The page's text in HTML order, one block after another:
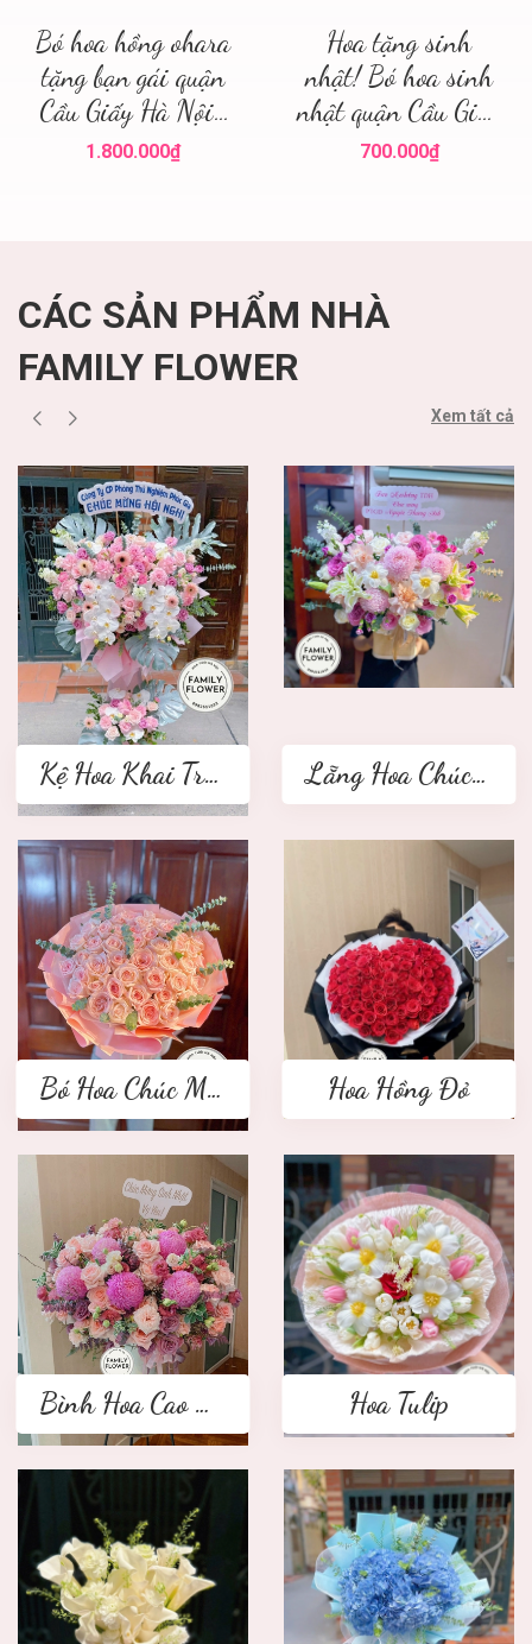
Bó hoa hồng ohara
tặng bạn gái quận
Cầu Giấy Hà Nội ,
điện hoa hà nội
1.800.000₫
Hoa tặng sinh
nhật! Bó hoa sinh
nhật quận Cầu Giấy
! Family flower hoa
700.000₫
CÁC SẢN PHẨM NHÀ
FAMILY FLOWER
Xem tất cả
Kệ Hoa Khai Trương 2 tầng Lẵng Hoa Chúc Mừng
Bó Hoa Chúc Mừng Hoa Hồng Đỏ
Bình Hoa Cao Cấp Hoa Tulip